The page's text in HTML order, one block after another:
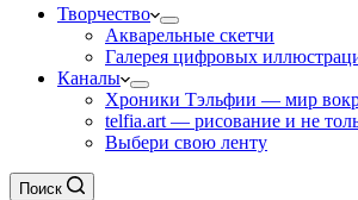
Творчество
Акварельные скетчи
Галерея цифровых
Каналы
Хроники Тэльфии — мир
telfia.art — рисование и не
Выбери свою ленту
Поиск